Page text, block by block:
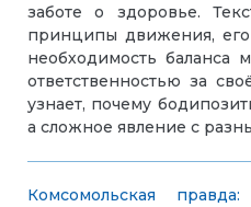
заботе о здоровье.
принципы движения,
необходимость
ответственностью за
узнает, почему
а сложное явление с
Комсомольская правда: